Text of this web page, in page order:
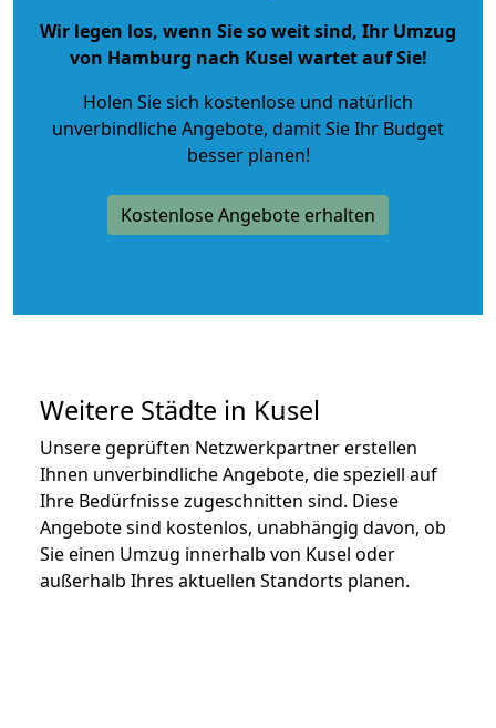
Wir legen los, wenn Sie so weit sind, Ihr Umzug
von Hamburg nach Kusel wartet auf Sie!
Holen Sie sich kostenlose und natürlich
unverbindliche Angebote, damit Sie Ihr Budget
besser planen!
Kostenlose Angebote erhalten
Weitere Städte in Kusel
Unsere geprüften Netzwerkpartner erstellen
Ihnen unverbindliche Angebote, die speziell auf
Ihre Bedürfnisse zugeschnitten sind. Diese
Angebote sind kostenlos, unabhängig davon, ob
Sie einen Umzug innerhalb von Kusel oder
außerhalb Ihres aktuellen Standorts planen.